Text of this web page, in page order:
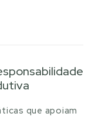
que apoiam